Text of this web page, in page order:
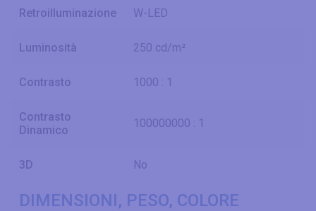
Retroilluminazione W-LED
Luminosità 250 cd/m²
Contrasto 1000 : 1
Contrasto
Dinamico
100000000 : 1
3D No
DIMENSIONI, PESO, COLORE